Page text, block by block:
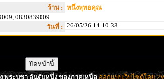
ร้าน : หนึ่งพุทธคุณ
0830839009
วันที่ : 26/05/26 14:10:33
พระบูชา อันดับหนึ่ง ของภาคเหนือออกแบบเว็บไซต์โดย